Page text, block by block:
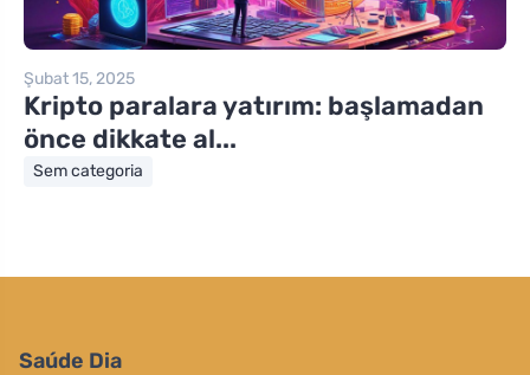
Şubat 15, 2025
Kripto paralara yatırım: başlamadan
önce dikkate al...
Sem categoria
Saúde Dia